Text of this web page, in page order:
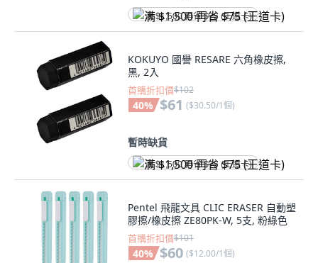
满 $1,500 再省 $75 (王道卡)
KOKUYO 國譽 RESARE 六角橡皮擦,
黑, 2入
首購折扣價$102
40% $61 ($30.50/1個)
暫時缺貨
满 $1,500 再省 $75 (王道卡)
Pentel 飛龍文具 CLIC ERASER 自動塑
膠擦/橡皮擦 ZE80PK-W, 5支, 粉綠色
首購折扣價$101
40% $60 ($12.00/1個)